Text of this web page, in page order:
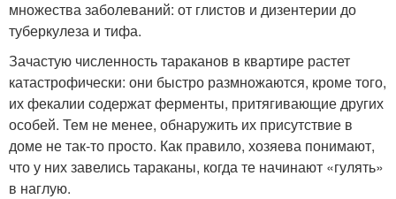
множества заболеваний: от глистов и дизентерии до
туберкулеза и тифа.
Зачастую численность тараканов в квартире растет
катастрофически: они быстро размножаются, кроме того,
их фекалии содержат ферменты, притягивающие других
особей. Тем не менее, обнаружить их присутствие в
доме не так-то просто. Как правило, хозяева понимают,
что у них завелись тараканы, когда те начинают «гулять»
в наглую.